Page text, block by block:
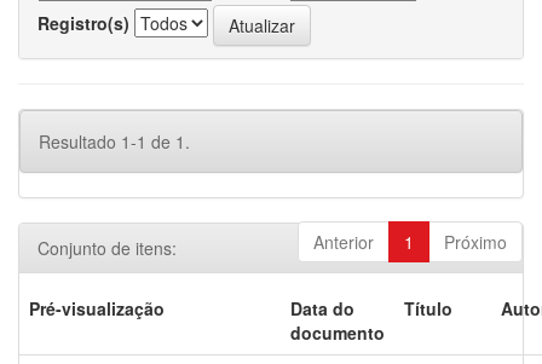
Registro(s)
Resultado 1-1 de 1.
Anterior 1 Próximo
Conjunto de itens:
Pré-visualização
Data do
documento
Título